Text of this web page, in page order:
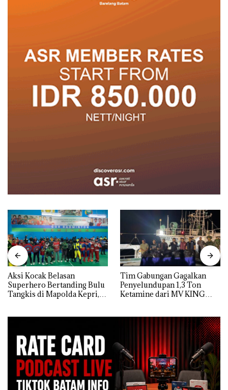
Aksi Kocak Belasan
Superhero Bertanding Bulu
Tangkis di Mapolda Kepri,
Tim Gabungan Gagalkan
Penyelundupan 1,3 Ton
Ketamine dari MV KING